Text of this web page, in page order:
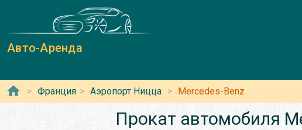
Авто-Аренда
Франция Аэропорт Ницца Mercedes-Benz
Прокат автомобиля